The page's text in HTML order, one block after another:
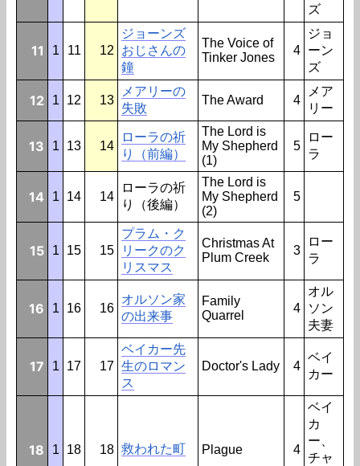
ズ
11 1 11 12
ジョーンズ
おじさんの
鐘
The Voice of
Tinker Jones
4
ジョ
ーン
ズ
12 1 12 13
メアリーの
失敗
The Award 4
メア
リー
13 1 13 14
ローラの祈
り（前編）
The Lord is
My Shepherd
(1)
5
ロー
ラ
14 1 14 14
ローラの祈
り（後編）
The Lord is
My Shepherd
(2)
5
15 1 15 15
プラム・ク
リークのク
リスマス
Christmas At
Plum Creek
3
ロー
ラ
16 1 16 16
オルソン家
の出来事
Family
Quarrel
4
オル
ソン
夫妻
17 1 17 17
ベイカー先
生のロマン
ス
Doctor's Lady 4
ベイ
カー
18 1 18 18 救われた町 Plague 4
ベイ
カ
ー、
チャ